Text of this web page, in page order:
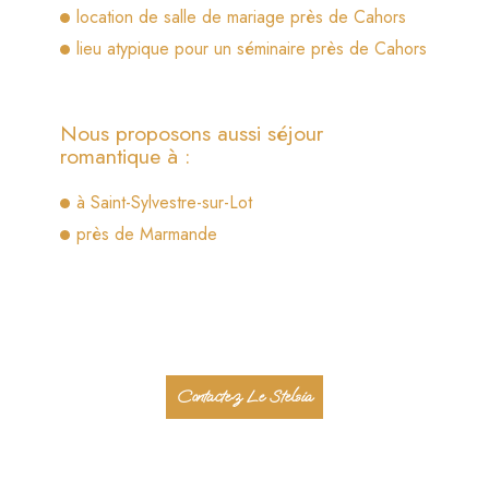
location de salle de mariage près de Cahors
lieu atypique pour un séminaire près de Cahors
Nous proposons aussi séjour
romantique à :
à Saint-Sylvestre-sur-Lot
près de Marmande
Contactez Le Stelsia